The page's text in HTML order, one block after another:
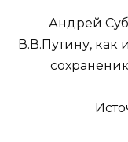
Андрей
В.В.Путину, как